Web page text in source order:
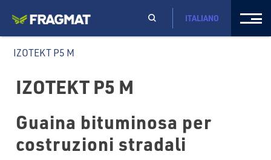
ITALIANO
IZOTEKT P5 M
IZOTEKT P5 M
Guaina bituminosa per
costruzioni stradali